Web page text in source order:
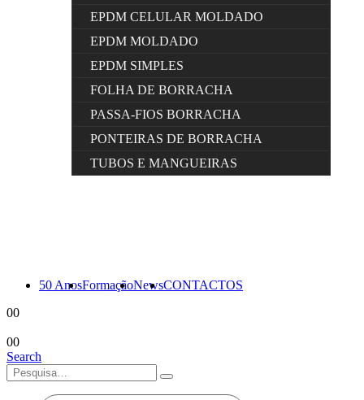
EPDM CELULAR MOLDADO
EPDM MOLDADO
EPDM SIMPLES
FOLHA DE BORRACHA
PASSA-FIOS BORRACHA
PONTEIRAS DE BORRACHA
TUBOS E MANGUEIRAS
50 AnosFormaçãoNewsCONTACTOS
00
00
Search